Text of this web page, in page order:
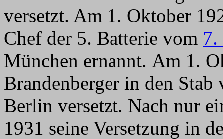
versetzt. Am 1. Oktober
Chef der 5. Batterie vom 7.
München ernannt. Am 1.
Brandenberger in den
Berlin versetzt. Nach nur
1931 seine Versetzung in